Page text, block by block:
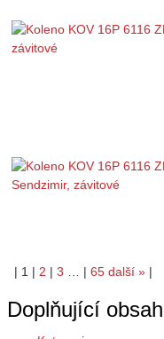
| 1 | 2 | 3 | 65 další » |
Doplňující obsah